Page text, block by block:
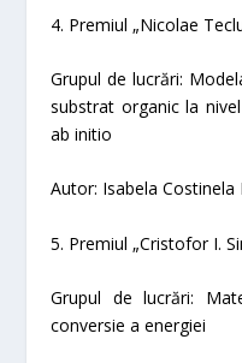
4. Premiul „Nicolae
Grupul de lucrări:
substrat organic la
ab initio
Autor: Isabela Costinela
5. Premiul „Cristofor I.
Grupul de lucrări:
conversie a energiei